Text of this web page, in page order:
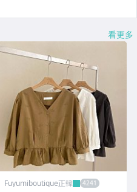
看更多
Fuyumiboutique正韓